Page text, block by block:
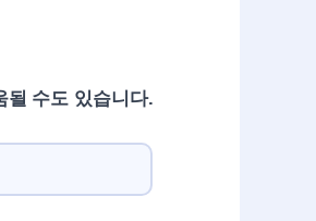
될 수도 있습니다.